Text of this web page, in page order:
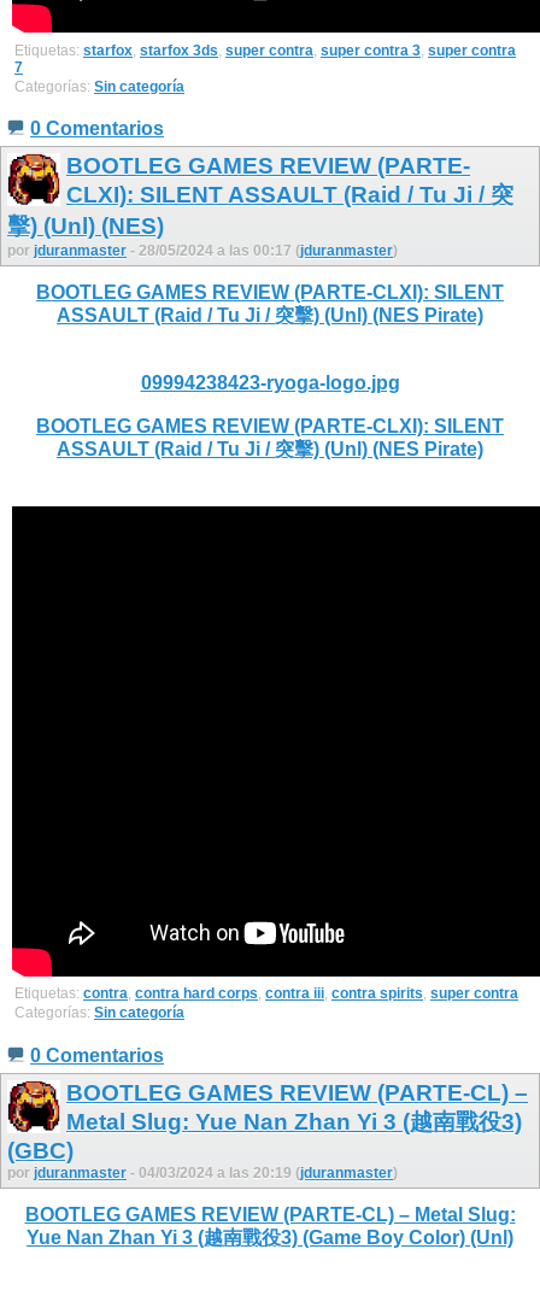
Etiquetas: starfox starfox 3ds super contra super contra 3 super contra
7
Categorías: Sin categoría
0 Comentarios
BOOTLEG GAMES REVIEW (PARTE-
CLXI): SILENT ASSAULT (Raid / Tu Ji / 突
擊) (Unl) (NES)
por jduranmaster - 28/05/2024 a las 00:17 (jduranmaster)
BOOTLEG GAMES REVIEW (PARTE-CLXI): SILENT
ASSAULT (Raid / Tu Ji / 突擊) (Unl) (NES Pirate)
09994238423-ryoga-logo.jpg
BOOTLEG GAMES REVIEW (PARTE-CLXI): SILENT
ASSAULT (Raid / Tu Ji / 突擊) (Unl) (NES Pirate)
Etiquetas: contra, contra hard corps, contra iii, contra spirits, super contra
Categorías: Sin categoría
0 Comentarios
BOOTLEG GAMES REVIEW (PARTE-CL) –
Metal Slug: Yue Nan Zhan Yi 3 (越南戰役3)
(GBC)
por jduranmaster - 04/03/2024 a las 20:19 (jduranmaster)
BOOTLEG GAMES REVIEW (PARTE-CL) – Metal Slug:
Yue Nan Zhan Yi 3 (越南戰役3) (Game Boy Color) (Unl)